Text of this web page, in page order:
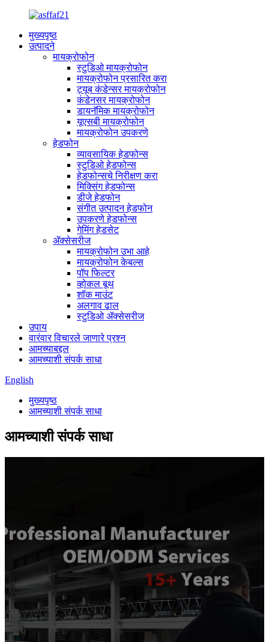
मुख्यपृष्ठ
उत्पादने
मायक्रोफोन
स्टुडिओ मायक्रोफोन
मायक्रोफोन प्रसारित करा
ट्यूब कंडेन्सर मायक्रोफोन
कंडेनसर मायक्रोफोन
डायनॅमिक मायक्रोफोन
यूएसबी मायक्रोफोन
मायक्रोफोन उपकरणे
हेडफोन
व्यावसायिक हेडफोन्स
स्टुडिओ हेडफोन्स
हेडफोन्सचे निरीक्षण करा
मिक्सिंग हेडफोन्स
डीजे हेडफोन
संगीत उत्पादन हेडफोन
उपकरणे हेडफोन्स
गेमिंग हेडसेट
ॲक्सेसरीज
मायक्रोफोन उभा आहे
मायक्रोफोन केबल्स
पॉप फिल्टर
व्होकल बूथ
शॉक माउंट
अलगाव ढाल
स्टुडिओ ॲक्सेसरीज
उपाय
वारंवार विचारले जाणारे प्रश्न
आमच्याबद्दल
आमच्याशी संपर्क साधा
English
मुख्यपृष्ठ
आमच्याशी संपर्क साधा
आमच्याशी संपर्क साधा